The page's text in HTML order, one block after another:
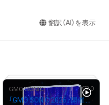
翻訳（AI）を表示
GMO SONIC 0
「GMO SONIC 2026」開催記念NFT